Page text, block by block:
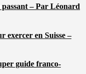
– Par Léonard
exercer en Suisse –
guide franco-